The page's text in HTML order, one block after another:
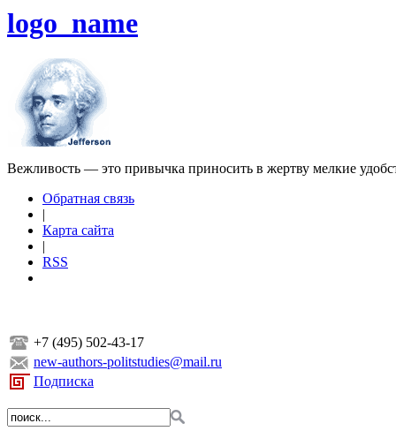
logo_name
Вежливость — это привычка приносить в жертву мелкие
Обратная связь
|
Карта сайта
|
RSS
+7 (495) 502-43-17
new-authors-politstudies@mail.ru
Подписка